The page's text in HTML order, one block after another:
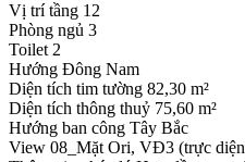
Vị trí tầng 12
Phòng ngủ 3
Toilet 2
Hướng Đông Nam
Diện tích tim tường 82,30 m²
Diện tích thông thuỷ 75,60 m²
Hướng ban công Tây Bắc
View 08_Mặt Ori, VĐ3 (trực